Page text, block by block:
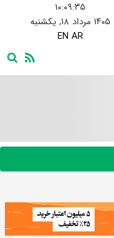
۱۰:۰۹:۳۶
۱۴۰۵ مرداد ۱۸, یکشنبه
EN AR